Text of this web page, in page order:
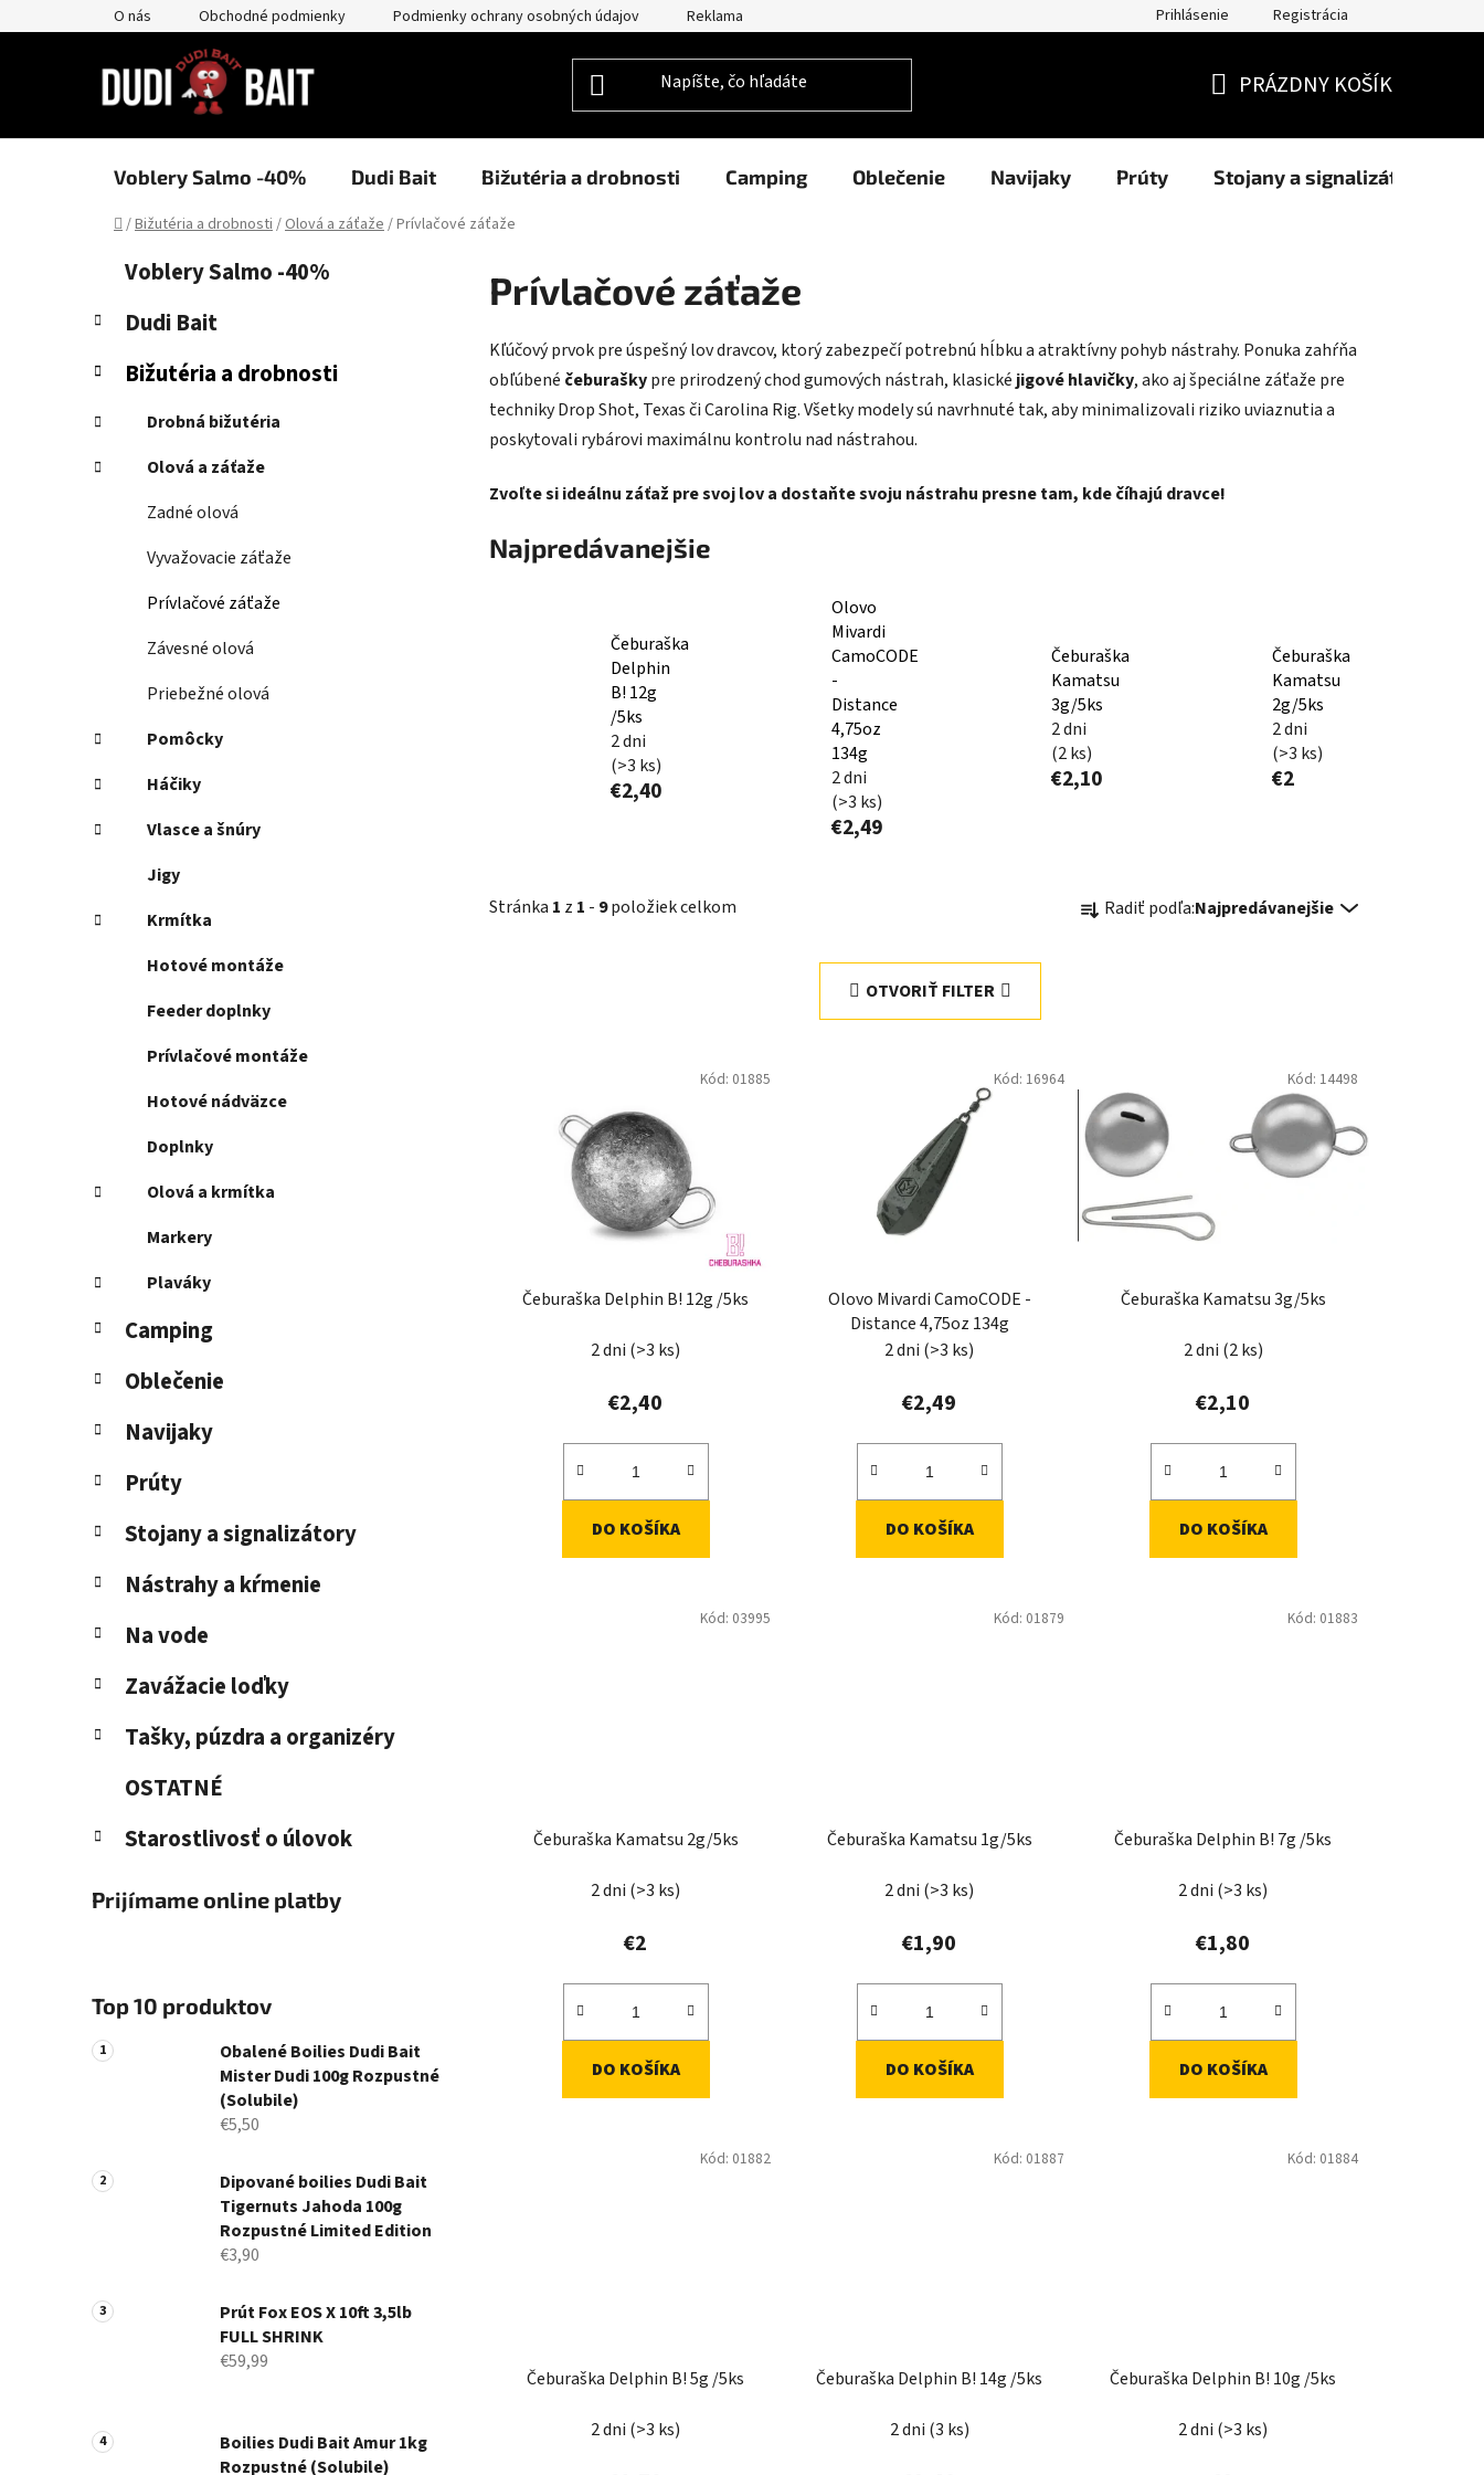
na
O nás Obchodné podmienky Podmienky ochrany osobných údajov Reklamačný poriadok Formuláre NAŠI PARTNERI -
Prihlásenie Registrácia
KOŠÍK
PRÁZDNY KOŠÍK
Voblery Salmo -40% Dudi Bait Bižutéria a drobnosti Camping Oblečenie Navijaky Prúty Stojany a signalizátory
Domov
/Bižutéria a drobnosti/Olová a záťaže/Prívlačové záťaže
č
ý
a
n
Preskočiť
kategórie
e
ó
i
Voblery Salmo -40%
Dudi Bait
Bižutéria a drobnosti
Drobná bižutéria
Olová a záťaže
Zadné olová
Vyvažovacie záťaže
Prívlačové záťaže
Závesné olová
Priebežné olová
Pomôcky
Háčiky
Vlasce a šnúry
Jigy
Krmítka
Hotové montáže
Feeder doplnky
Prívlačové montáže
Hotové nádväzce
Doplnky
Olová a krmítka
Markery
Plaváky
Camping
Oblečenie
Navijaky
Prúty
Stojany a signalizátory
Nástrahy a kŕmenie
Na vode
Zavážacie loďky
Tašky, púzdra a organizéry
OSTATNÉ
Starostlivosť o úlovok
Prijímame online platby
Top 10 produktov
Obalené Boilies Dudi Bait
Mister Dudi 100g Rozpustné
(Solubile)
€5,50
Dipované boilies Dudi Bait
Tigernuts Jahoda 100g
Rozpustné Limited Edition
€3,90
Prút Fox EOS X 10ft 3,5lb
FULL SHRINK
€59,99
Boilies Dudi Bait Amur 1kg
Rozpustné (Solubile)
Prívlačové záťaže
Kľúčový prvok pre úspešný lov dravcov, ktorý zabezpečí potrebnú hĺbku a atraktívny pohyb nástrahy. Ponuka zahŕňa
obľúbené čeburaškypre prirodzený chod gumových nástrah, klasické jigové hlavičky, ako aj špeciálne záťaže pre
techniky Drop Shot, Texas či Carolina Rig. Všetky modely sú navrhnuté tak, aby minimalizovali riziko uviaznutia a
poskytovali rybárovi maximálnu kontrolu nad nástrahou.
Zvoľte si ideálnu záťaž pre svoj lov a dostaňte svoju nástrahu presne tam, kde číhajú dravce!
Najpredávanejšie
Čeburaška
Delphin
B! 12g
/5ks
2 dni
(>3 ks)
€2,40
Olovo
Mivardi
CamoCODE
-
Distance
4,75oz
134g
2 dni
(>3 ks)
€2,49
Čeburaška
Kamatsu
3g/5ks
2 dni
(2 ks)
€2,10
Čeburaška
Kamatsu
2g/5ks
2 dni
(>3 ks)
€2
Stránka 1 z 1 - 9položiek celkom
a
r
o
u
k
Radiť podľa:Najpredávanejšie
OTVORIŤ FILTER
Čeburaška Delphin B! 12g /5ks
2 dni (>3 ks)
€2,40
DO KOŠÍKA
Kód: 01885
Olovo Mivardi CamoCODE -
Distance 4,75oz 134g
2 dni (>3 ks)
€2,49
DO KOŠÍKA
Kód: 16964
Čeburaška Kamatsu 3g/5ks
2 dni (2 ks)
€2,10
DO KOŠÍKA
Kód: 14498
Čeburaška Kamatsu 2g/5ks
2 dni (>3 ks)
€2
DO KOŠÍKA
Kód: 03995
Čeburaška Kamatsu 1g/5ks
2 dni (>3 ks)
€1,90
DO KOŠÍKA
Kód: 01879
Čeburaška Delphin B! 7g /5ks
2 dni (>3 ks)
€1,80
DO KOŠÍKA
Kód: 01883
Čeburaška Delphin B! 5g /5ks
2 dni (>3 ks)
Kód: 01882
Čeburaška Delphin B! 14g /5ks
2 dni (3 ks)
Kód: 01887
Čeburaška Delphin B! 10g /5ks
2 dni (>3 ks)
Kód: 01884